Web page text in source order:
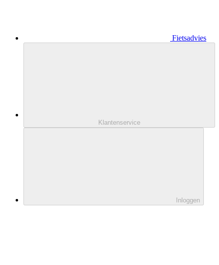
Fietsadvies
Klantenservice
Inloggen